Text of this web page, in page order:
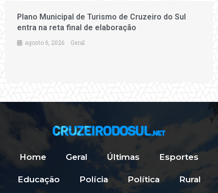
Plano Municipal de Turismo de Cruzeiro do Sul
entra na reta final de elaboração
agosto 6, 2026 Geral
Home Geral Últimas Esportes
Educação Polícia Política Rural